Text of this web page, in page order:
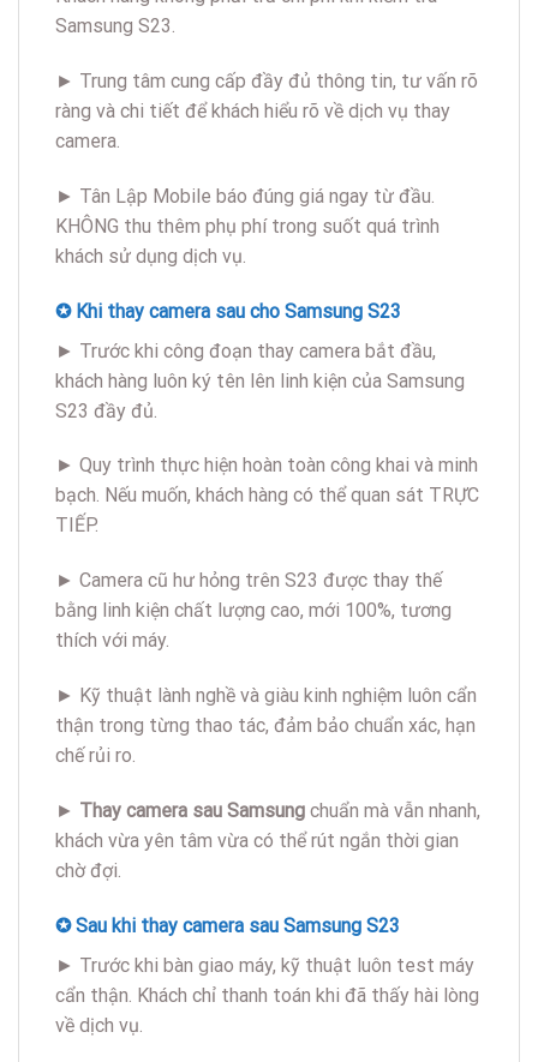
Samsung S23.
► Trung tâm cung cấp đầy đủ thông tin, tư vấn rõ
ràng và chi tiết để khách hiểu rõ về dịch vụ thay
camera.
► Tân Lập Mobile báo đúng giá ngay từ đầu.
KHÔNG thu thêm phụ phí trong suốt quá trình
khách sử dụng dịch vụ.
✪ Khi thay camera sau cho Samsung S23
► Trước khi công đoạn thay camera bắt đầu,
khách hàng luôn ký tên lên linh kiện của Samsung
S23 đầy đủ.
► Quy trình thực hiện hoàn toàn công khai và minh
bạch. Nếu muốn, khách hàng có thể quan sát TRỰC
TIẾP.
► Camera cũ hư hỏng trên S23 được thay thế
bằng linh kiện chất lượng cao, mới 100%, tương
thích với máy.
► Kỹ thuật lành nghề và giàu kinh nghiệm luôn cẩn
thận trong từng thao tác, đảm bảo chuẩn xác, hạn
chế rủi ro.
► Thay camera sau Samsung chuẩn mà vẫn nhanh,
khách vừa yên tâm vừa có thể rút ngắn thời gian
chờ đợi.
✪ Sau khi thay camera sau Samsung S23
► Trước khi bàn giao máy, kỹ thuật luôn test máy
cẩn thận. Khách chỉ thanh toán khi đã thấy hài lòng
về dịch vụ.